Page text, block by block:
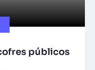
públicos